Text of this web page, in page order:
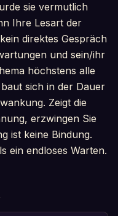
sie vermutlich
Ihre Lesart der
direktes Gespräch
und sein/ihr
höchstens alle
sich in der Dauer
Zeigt die
erzwingen Sie
ist keine Bindung.
ein endloses Warten.